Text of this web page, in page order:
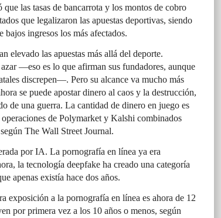
las tasas de bancarrota y los montos de cobro
que legalizaron las apuestas deportivas, siendo
bajos ingresos los más afectados.
elevado las apuestas más allá del deporte.
—eso es lo que afirman sus fundadores, aunque
discrepen—. Pero su alcance va mucho más
se puede apostar dinero al caos y la destrucción,
de una guerra. La cantidad de dinero en juego es
de Polymarket y Kalshi combinados
The Wall Street Journal.
por IA. La pornografía en línea ya era
la tecnología deepfake ha creado una categoría
apenas existía hace dos años.
exposición a la pornografía en línea es ahora de 12
por primera vez a los 10 años o menos, según